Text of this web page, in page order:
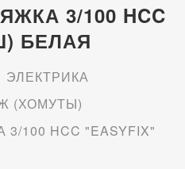
3/100 HCC
БЕЛАЯ
ЭЛЕКТРИКА
(ХОМУТЫ)
100 HCC "EASYFIX"